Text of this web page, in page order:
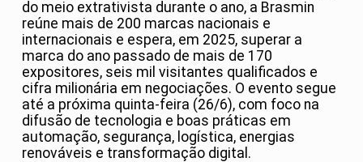
do meio extrativista durante o ano, a Brasmin
reúne mais de 200 marcas nacionais e
internacionais e espera, em 2025, superar a
marca do ano passado de mais de 170
expositores, seis mil visitantes qualificados e
cifra milionária em negociações. O evento segue
até a próxima quinta-feira (26/6), com foco na
difusão de tecnologia e boas práticas em
automação, segurança, logística, energias
renováveis e transformação digital.